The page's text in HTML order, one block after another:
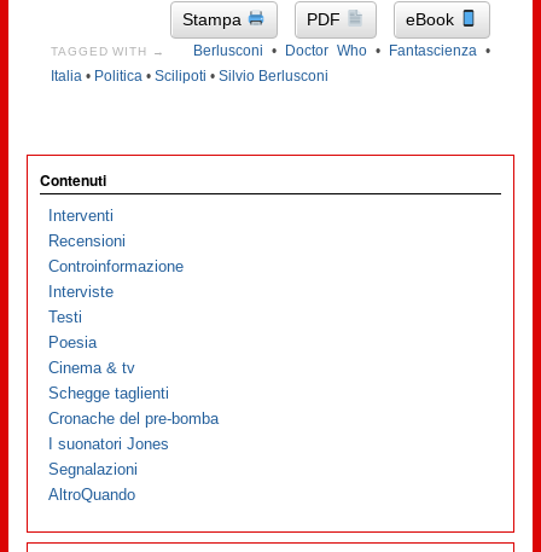
Stampa PDF eBook
TAGGED WITH → Berlusconi • Doctor Who • Fantascienza •
Italia• Politica• Scilipoti • Silvio Berlusconi
Contenuti
Interventi
Recensioni
Controinformazione
Interviste
Testi
Poesia
Cinema & tv
Schegge taglienti
Cronache del pre-bomba
I suonatori Jones
Segnalazioni
AltroQuando